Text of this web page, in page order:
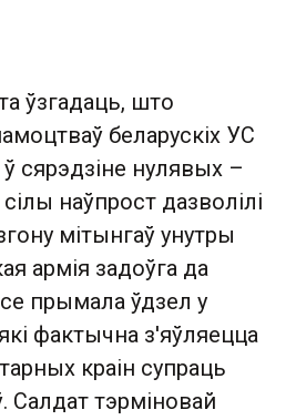
ўзгадаць, што
беларускіх УС
сярэдзіне нулявых –
наўпрост дазволілі
мітынгаў унутры
армія задоўга да
прымала ўдзел у
фактычна з'яўляецца
краін супраць
Салдат тэрміновай